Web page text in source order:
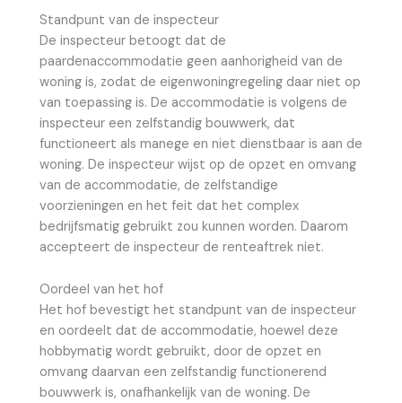
Standpunt van de inspecteur
De inspecteur betoogt dat de
paardenaccommodatie geen aanhorigheid van de
woning is, zodat de eigenwoningregeling daar niet op
van toepassing is. De accommodatie is volgens de
inspecteur een zelfstandig bouwwerk, dat
functioneert als manege en niet dienstbaar is aan de
woning. De inspecteur wijst op de opzet en omvang
van de accommodatie, de zelfstandige
voorzieningen en het feit dat het complex
bedrijfsmatig gebruikt zou kunnen worden. Daarom
accepteert de inspecteur de renteaftrek niet.
Oordeel van het hof
Het hof bevestigt het standpunt van de inspecteur
en oordeelt dat de accommodatie, hoewel deze
hobbymatig wordt gebruikt, door de opzet en
omvang daarvan een zelfstandig functionerend
bouwwerk is, onafhankelijk van de woning. De